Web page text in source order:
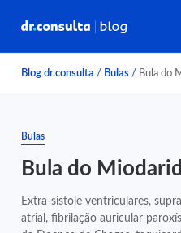
Blog dr.consulta / Bulas / Bula do
Bulas
Bula do Miodarid
Extra-sístole ventriculares,
atrial, fibrilação auricular